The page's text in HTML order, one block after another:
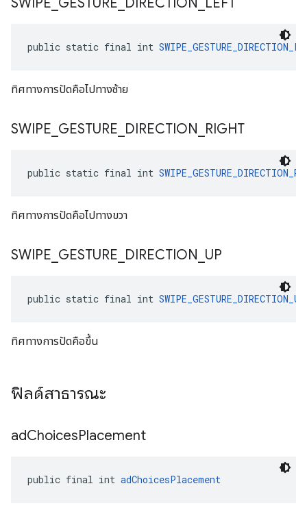
public static final int
ทิศทางการปัดคือไปทางซ้าย
SWIPE GESTURE DIRECTION RIGHT
public static final int
ทิศทางการปัดคือไปทางขวา
SWIPE GESTURE DIRECTION UP
public static final int SWIPE_GESTURE_DIRECTION_UP
ทิศทางการปัดคือขึ้น
ฟิลด์สาธารณะ
adChoicesPlacement
public final int adChoicesPlacement